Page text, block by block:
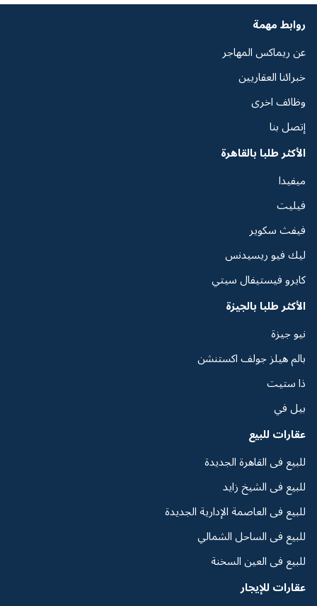
روابط مهمة
عن ريماكس المهاجر
خبرائنا العقاريين
وظائف اخرى
إتصل بنا
الأكثر طلبا بالقاهرة
ميفيدا
فيليت
فيفث سكوير
ليك فيو ريسيدنس
كايرو فيستيفال سيتي
الأكثر طلبا بالجيزة
نيو جيزة
بالم هيلز جولف اكستنشن
ذا ستيت
بيل في
عقارات للبيع
للبيع فى القاهرة الجديدة
للبيع فى الشيخ زايد
للبيع فى العاصمة الإدارية الجديدة
للبيع فى الساحل الشمالي
للبيع فى العين السخنة
عقارات للإيجار